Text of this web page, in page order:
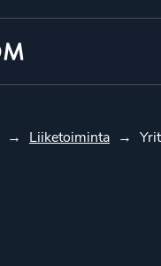
→ Liiketoiminta →